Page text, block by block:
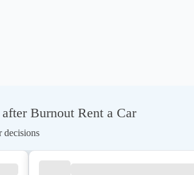
Burnout Rent a Car
decisions